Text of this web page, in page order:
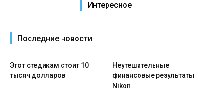
Интересное
Последние новости
Этот стедикам стоит 10
тысяч долларов
Неутешительные
финансовые результаты
Nikon